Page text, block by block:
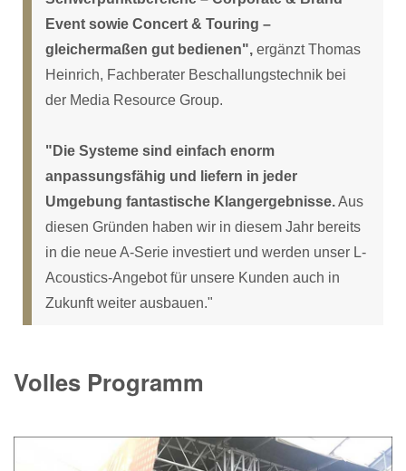
Event sowie Concert & Touring –
gleichermaßen gut bedienen", ergänzt Thomas
Heinrich, Fachberater Beschallungstechnik bei
der Media Resource Group.
"Die Systeme sind einfach enorm
anpassungsfähig und liefern in jeder
Umgebung fantastische Klangergebnisse.Aus
diesen Gründen haben wir in diesem Jahr bereits
in die neue A-Serie investiert und werden unser L-
Acoustics-Angebot für unsere Kunden auch in
Zukunft weiter ausbauen."
Volles Programm